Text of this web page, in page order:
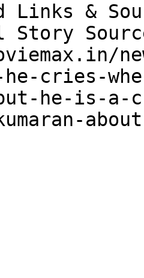
Links &
cries-
he-is-